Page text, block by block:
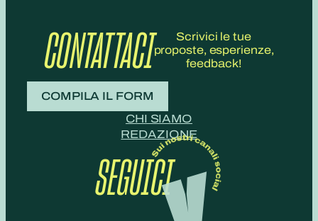
CONTATTACI
Scrivici le tue
proposte, esperienze,
feedback!
COMPILA IL FORM
CHI SIAMO
REDAZIONE
SEGUICI